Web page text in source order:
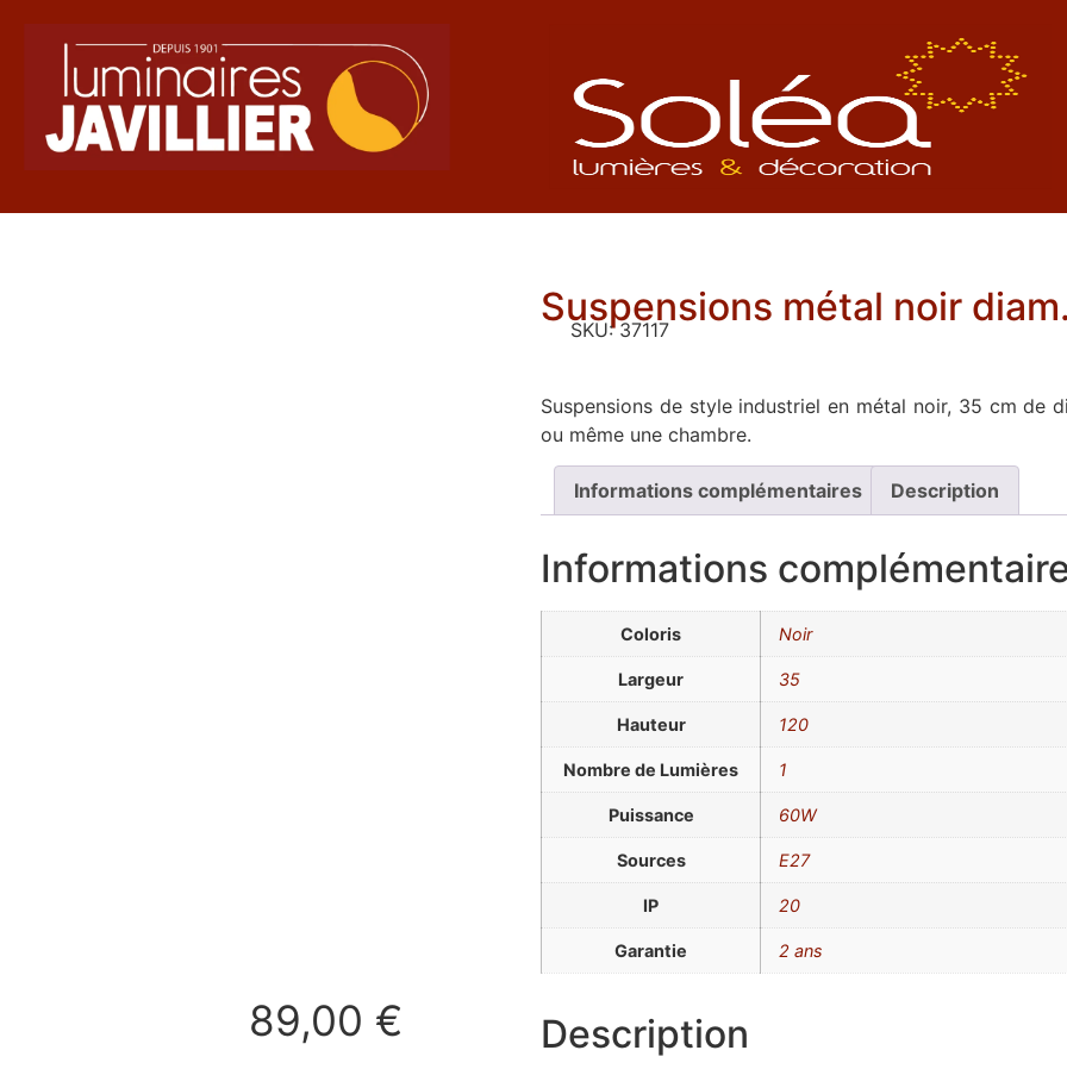
89,00 €
Suspensions métal noir
SKU: 37117
Suspensions de style industriel en métal noir, 35 cm de
ou même une chambre.
Informations complémentaires Description
Informations
Coloris Noir
Largeur 35
Hauteur 120
Nombre de Lumières 1
Puissance 60W
Sources E27
IP 20
Garantie 2 ans
Description